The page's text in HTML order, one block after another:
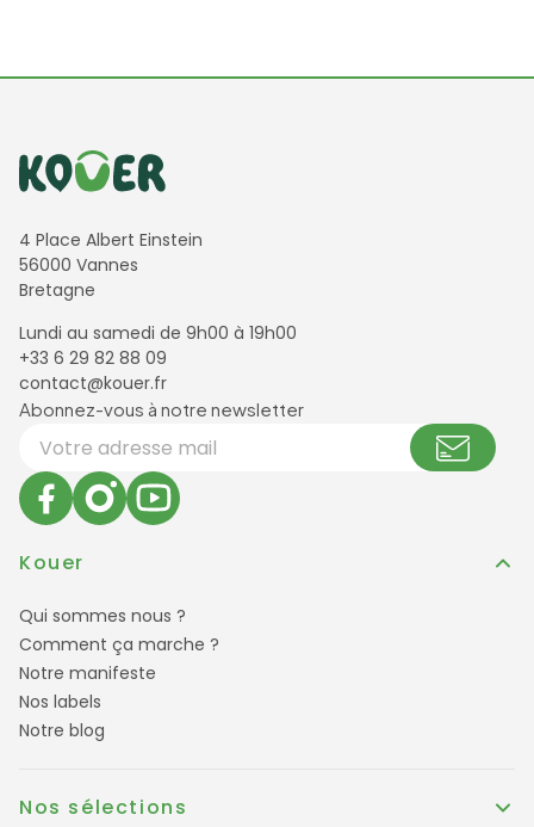
Informations de contact
4 Place Albert Einstein
56000 Vannes
Bretagne
Lundi au samedi de 9h00 à 19h00
+33 6 29 82 88 09
contact@kouer.fr
Newsletter et réseaux sociaux
Abonnez-vous à notre newsletter
Votre adresse email
Kouer
Qui sommes nous ?
Comment ça marche ?
Notre manifeste
Nos labels
Notre blog
Nos sélections